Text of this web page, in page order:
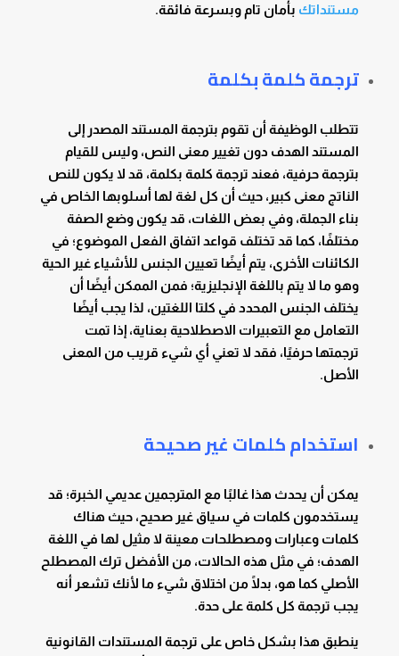
مستنداتك بأمان تام وبسرعة فائقة.
ترجمة كلمة بكلمة
تتطلب الوظيفة أن تقوم بترجمة المستند المصدر إلى
المستند الهدف دون تغيير معنى النص، وليس للقيام
بترجمة حرفية، فعند ترجمة كلمة بكلمة، قد لا يكون للنص
الناتج معنى كبير، حيث أن كل لغة لها أسلوبها الخاص في
بناء الجملة، وفي بعض اللغات، قد يكون وضع الصفة
مختلفًا، كما قد تختلف قواعد اتفاق الفعل الموضوع؛ في
الكائنات الأخرى، يتم أيضًا تعيين الجنس للأشياء غير الحية
وهو ما لا يتم باللغة الإنجليزية؛ فمن الممكن أيضًا أن
يختلف الجنس المحدد في كلتا اللغتين، لذا يجب أيضًا
التعامل مع التعبيرات الاصطلاحية بعناية، إذا تمت
ترجمتها حرفيًا، فقد لا تعني أي شيء قريب من المعنى
الأصل.
استخدام كلمات غير صحيحة
يمكن أن يحدث هذا غالبًا مع المترجمين عديمي الخبرة؛ قد
يستخدمون كلمات في سياق غير صحيح، حيث هناك
كلمات وعبارات ومصطلحات معينة لا مثيل لها في اللغة
الهدف؛ في مثل هذه الحالات، من الأفضل ترك المصطلح
الأصلي كما هو، بدلًا من اختلاق شيء ما لأنك تشعر أنه
يجب ترجمة كل كلمة على حدة.
ينطبق هذا بشكل خاص على ترجمة المستندات القانونية